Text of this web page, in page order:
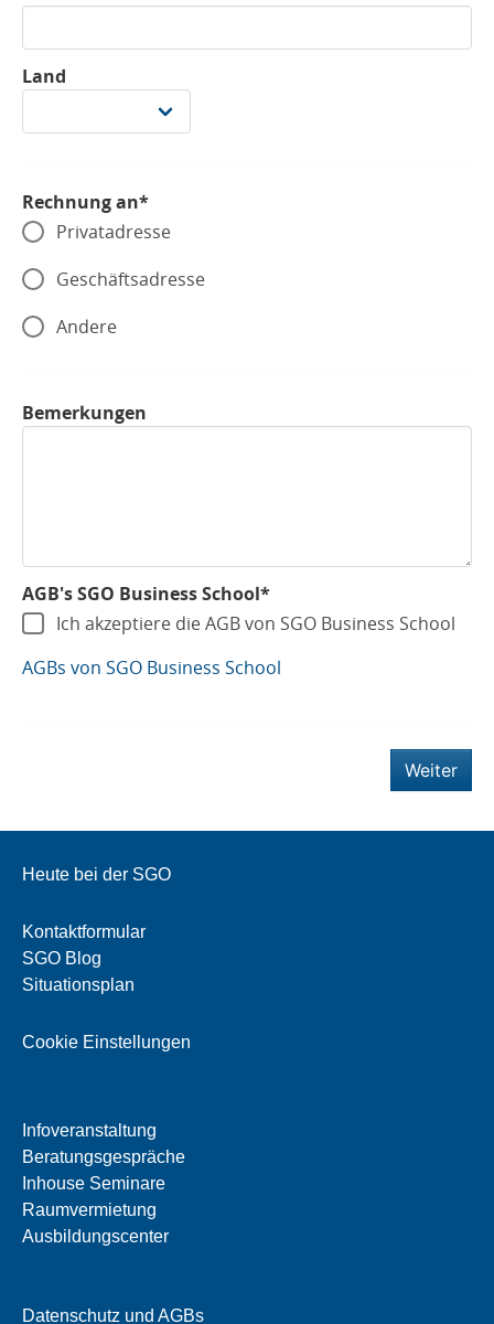
Land
Rechnung an*
Privatadresse
Geschäftsadresse
Andere
Bemerkungen
AGB's SGO Business School*
Ich akzeptiere die AGB von SGO Business School
AGBs von SGO Business School
Weiter
Heute bei der SGO
Kontaktformular
SGO Blog
Situationsplan
Cookie Einstellungen
Infoveranstaltung
Beratungsgespräche
Inhouse Seminare
Raumvermietung
Ausbildungscenter
Datenschutz und AGBs